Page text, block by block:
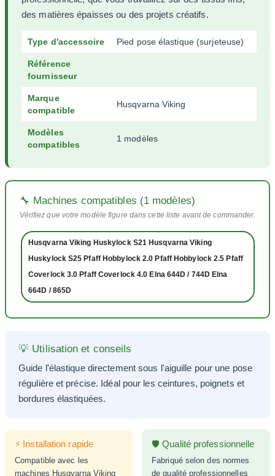
des matières épaisses ou des projets créatifs.
Type d'accessoire Pied pose élastique (surjeteuse)
Référence
fournisseur
Marque
compatible
Husqvarna Viking
Modèles
compatibles
1 modèles
🔧 Machines compatibles (1 modèles)
Vérifiez que votre modèle figure dans cette liste avant de commander.
Husqvarna Viking Huskylock S21 Husqvarna Viking
Huskylock S25 Pfaff Hobbylock 2.0 Pfaff Hobbylock 2.5 Pfaff
Coverlock 3.0 Pfaff Coverlock 4.0 Elna 644D / 744D Elna
664D / 865D
💡 Utilisation et conseils
Guide l'élastique directement sous l'aiguille pour une pose
régulière et précise. Idéal pour les ceintures, poignets et
bordures élastiquées.
⚡ Installation rapide
Compatible avec les
machines Husqvarna Viking
🛡️ Qualité professionnelle
Fabriqué selon des normes
de qualité professionnelles